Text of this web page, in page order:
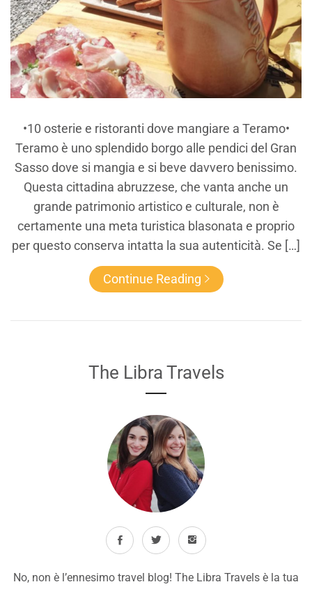
•10 osterie e ristoranti dove mangiare a Teramo•
Teramo è uno splendido borgo alle pendici del Gran
Sasso dove si mangia e si beve davvero benissimo.
Questa cittadina abruzzese, che vanta anche un
grande patrimonio artistico e culturale, non è
certamente una meta turistica blasonata e proprio
per questo conserva intatta la sua autenticità. Se […]
Continue Reading
The Libra Travels
No, non è l’ennesimo travel blog! The Libra Travels è la tua